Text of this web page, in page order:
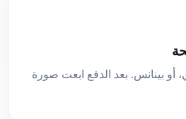
أو بينانس. بعد الدفع ابعت صورة